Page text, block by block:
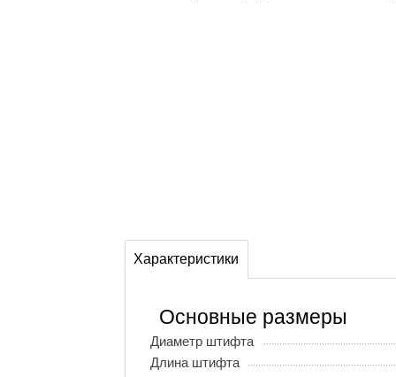
Характеристики
Основные размеры
Диаметр штифта
Длина штифта